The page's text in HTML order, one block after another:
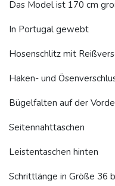
Das Model ist 170 cm
In Portugal gewebt
Hosenschlitz mit
Haken- und
Bügelfalten auf der
Seitennahttaschen
Leistentaschen hinten
Schrittlänge in Größe 36